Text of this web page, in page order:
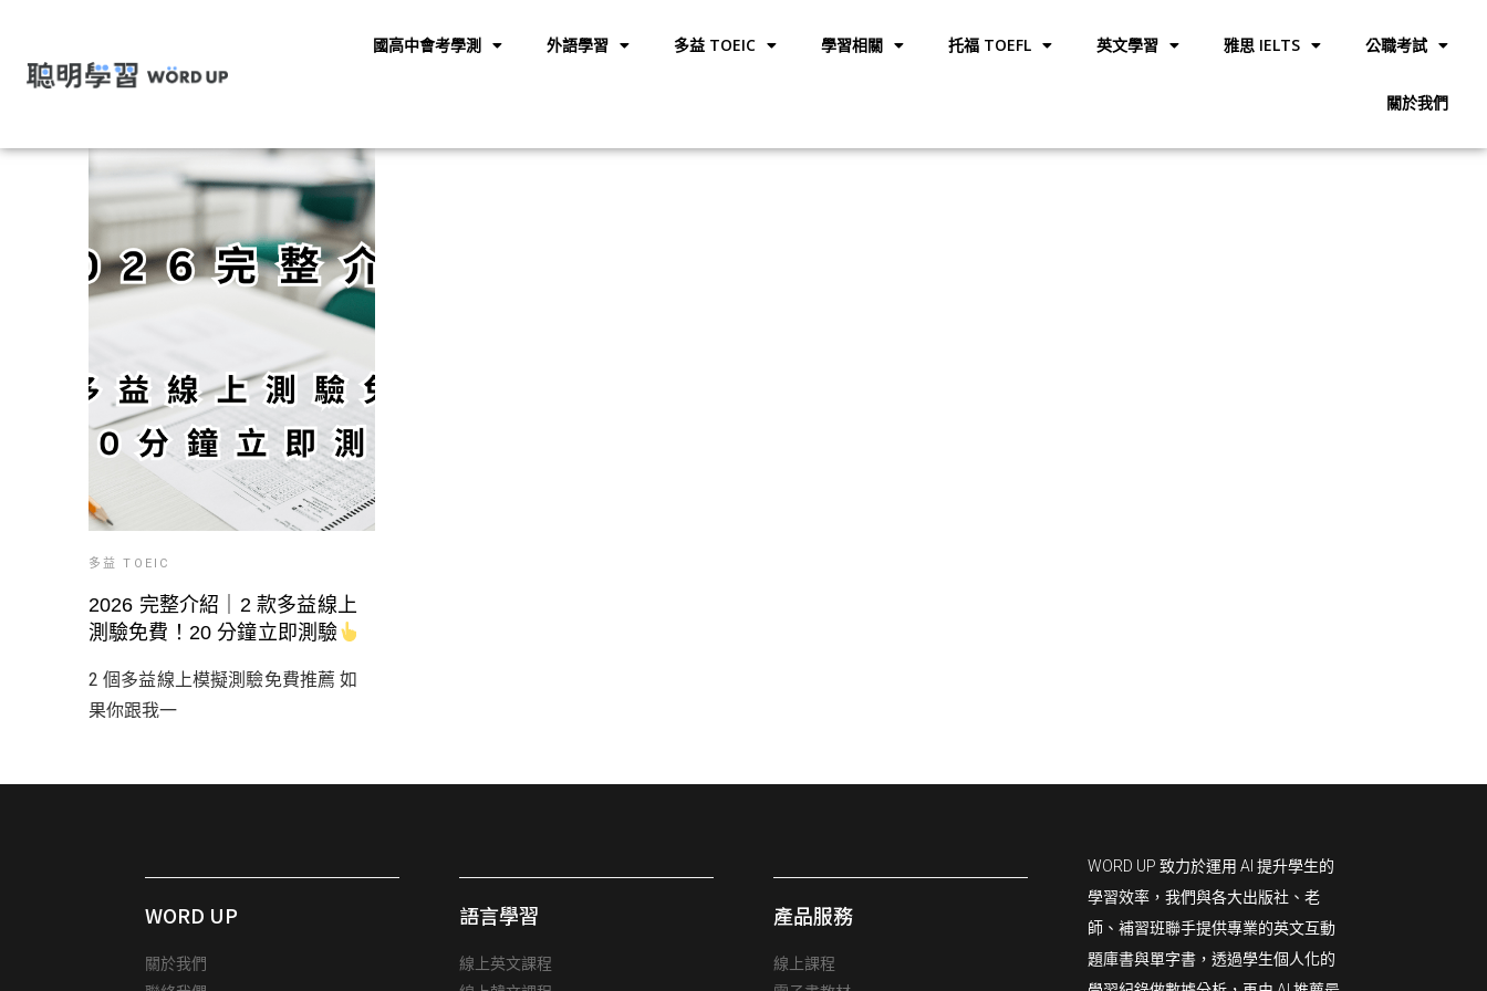
國高中會考學測 外語學習 多益 TOEIC 學習相關 托福 TOEFL 英文學習 雅思 IELTS 公職考試
關於我們
多益 TOEIC
2026 完整介紹｜2 款多益線上
測驗免費！20 分鐘立即測驗
2 個多益線上模擬測驗免費推薦 如
果你跟我一
WORD UP
關於我們
語言學習
線上英文課程
產品服務
線上課程
WORD UP 致力於運用 AI 提升學生的
學習效率，我們與各大出版社、老
師、補習班聯手提供專業的英文互動
題庫書與單字書，透過學生個人化的